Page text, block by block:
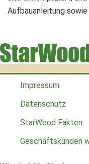
Aufbauanleitung
Impressum
Datenschutz
StarWood Fakten
Geschäftskunden